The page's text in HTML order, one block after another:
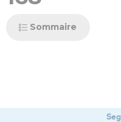
Sommaire